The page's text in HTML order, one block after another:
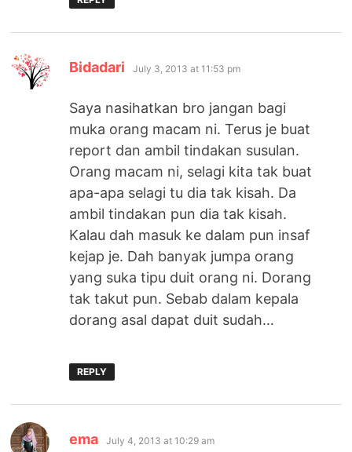
Bidadari says:
July 3, 2013 at 11:53 pm
Saya nasihatkan bro jangan bagi
muka orang macam ni. Terus je buat
report dan ambil tindakan susulan.
Orang macam ni, selagi kita tak buat
apa-apa selagi tu dia tak kisah. Da
ambil tindakan pun dia tak kisah.
Kalau dah masuk ke dalam pun insaf
kejap je. Dah banyak jumpa orang
yang suka tipu duit orang ni. Dorang
tak takut pun. Sebab dalam kepala
dorang asal dapat duit sudah…
REPLY
ema says:
July 4, 2013 at 10:29 am